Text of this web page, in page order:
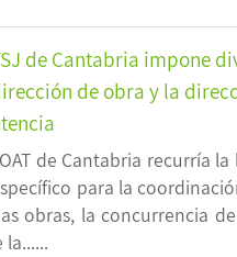
de Cantabria impone
de obra y la
de Cantabria recurría
para la
obras, la concurrencia
la......